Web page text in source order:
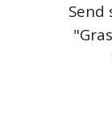
Send